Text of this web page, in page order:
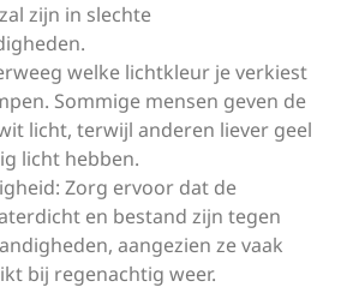
zijn in slechte
welke lichtkleur je verkiest
Sommige mensen geven de
licht, terwijl anderen liever geel
licht hebben.
Zorg ervoor dat de
en bestand zijn tegen
aangezien ze vaak
bij regenachtig weer.